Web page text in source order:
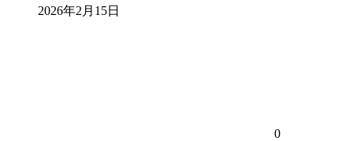
2026年2月15日
0